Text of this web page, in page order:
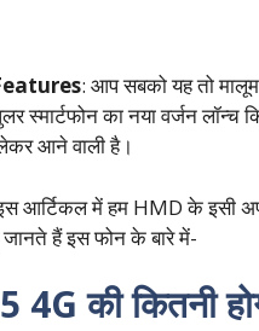
: आप सबको यह तो मालूम
स्मार्टफोन का नया वर्जन
आने वाली है।
में हम HMD के इसी
हैं इस फोन के बारे में-
की कितनी